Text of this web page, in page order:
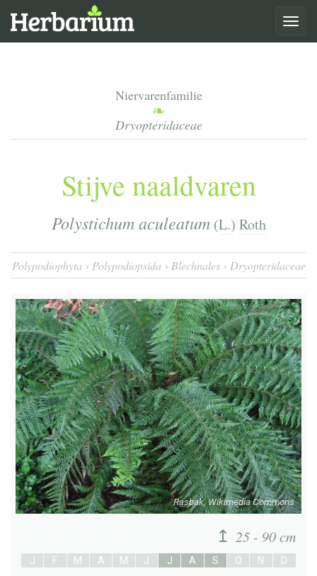
Toggle
Niervarenfamilie
Dryopteridaceae
Stijve naaldvaren
Polystichum aculeatum(L.) Roth
Polypodiophyta Polypodiopsida Blechnales Dryopteridaceae
Rasbak, Wikimedia Commons
25 - 90 cm
J F M A M J J A S O N D